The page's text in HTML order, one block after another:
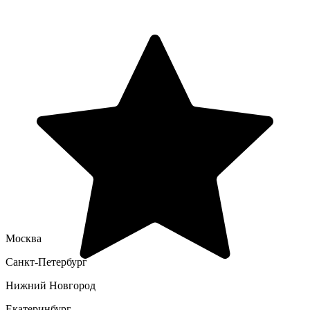
Москва
Санкт-Петербург
Нижний Новгород